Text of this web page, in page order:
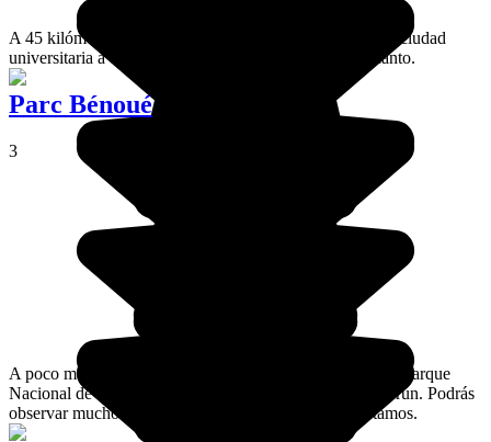
A 45 kilómetros al oeste de Bafoussam, Dschang es una ciudad
universitaria ​​a escala humana, dinámica y llena de encanto.
Parc Bénoué
3
A poco más de 60 kilómetros al norte de Ngaoundéré, el Parque
Nacional de Benue es uno de los más antiguos de Camerún. Podrás
observar muchos animales, especialmente los hipopótamos.